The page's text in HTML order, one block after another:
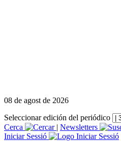
08 de agost de 2026
Seleccionar edición del periódico
Cerca
| Newsletters
Iniciar Sessió